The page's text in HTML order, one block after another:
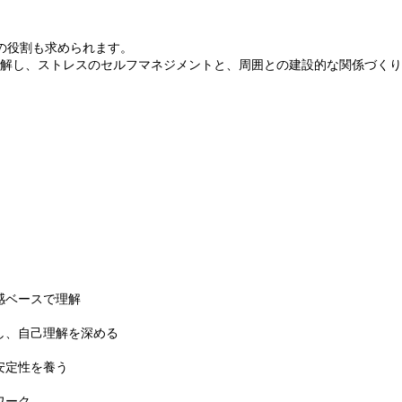
割も求められます。
、ストレスのセルフマネジメントと、周囲との建設的な関係づくり
ベースで理解
、自己理解を深める
性を養う